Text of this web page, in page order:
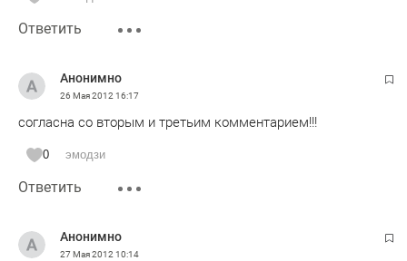
Ответить
Анонимно
26 Мая 2012 16:17
согласна со вторым и третьим комментарием!!!
0 эмодзи
Ответить
Анонимно
27 Мая 2012 10:14